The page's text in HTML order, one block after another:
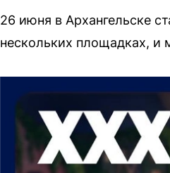
26 июня в Архангельске
нескольких площадках, и